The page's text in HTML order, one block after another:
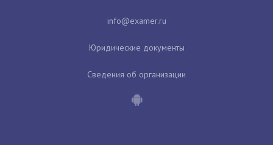
Юридические документы
Сведения об организации